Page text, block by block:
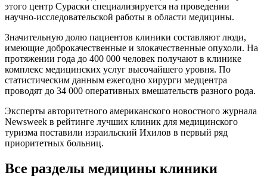
этого центр Сураски специализируется на проведении
научно-исследовательской работы в области медицины.
Значительную долю пациентов клиники составляют люди,
имеющие доброкачественные и злокачественные опухоли. На
протяжении года до 400 000 человек получают в клинике
комплекс медицинских услуг высочайшего уровня. По
статистическим данным ежегодно хирурги медцентра
проводят до 34 000 оперативных вмешательств разного рода.
Эксперты авторитетного американского новостного журнала
Newsweek в рейтинге лучших клиник для медицинского
туризма поставили израильский Ихилов в первый ряд
приоритетных больниц.
Все разделы медицины клиники